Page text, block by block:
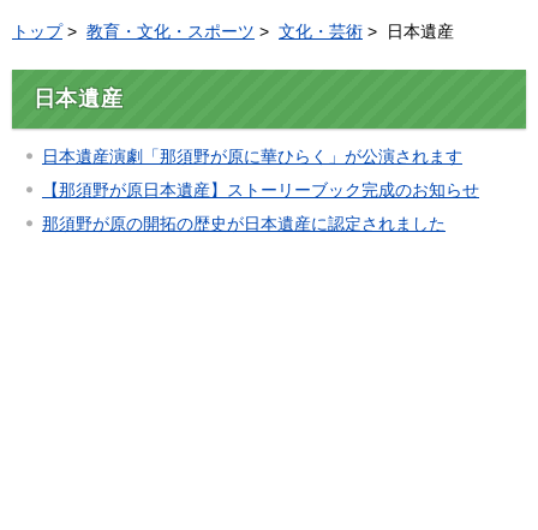
トップ> 教育・文化・スポーツ > 文化・芸術 > 日本遺産
日本遺産
日本遺産演劇「那須野が原に華ひらく」が公演されます
【那須野が原日本遺産】ストーリーブック完成のお知らせ
那須野が原の開拓の歴史が日本遺産に認定されました